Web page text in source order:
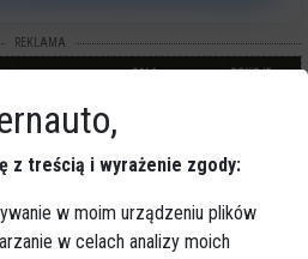
REKLAMA
dziecka,interwencja
z treścią i wyrażenie zgody:
w moim urządzeniu plików
w celach analizy moich